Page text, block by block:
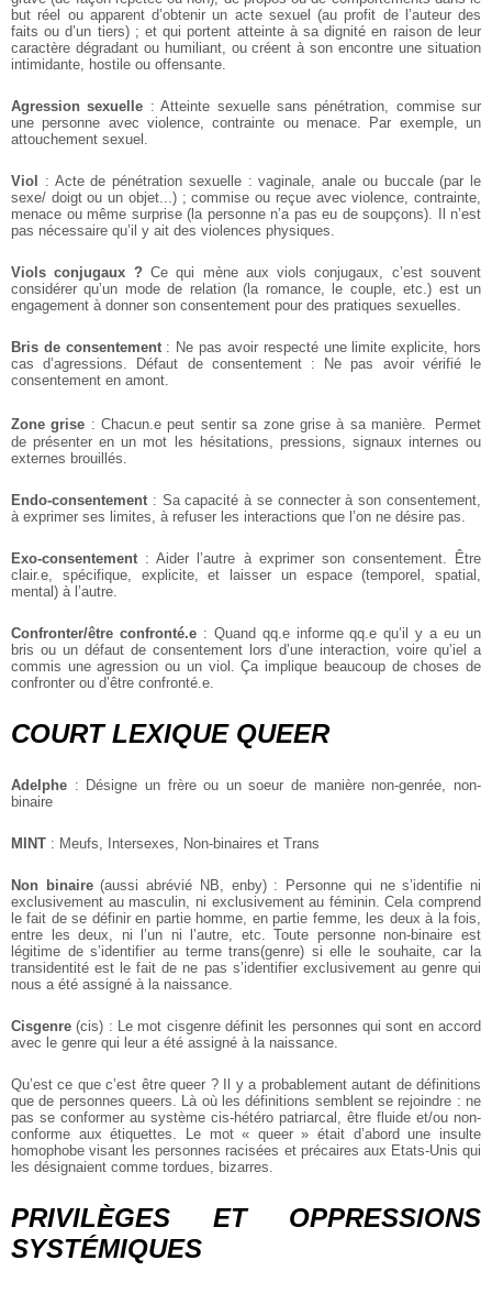
but réel ou apparent d’obtenir un acte sexuel (au profit de l’auteur des
faits ou d’un tiers) ; et qui portent atteinte à sa dignité en raison de leur
caractère dégradant ou humiliant, ou créent à son encontre une situation
intimidante, hostile ou offensante.
Agression sexuelle : Atteinte sexuelle sans pénétration, commise sur
une personne avec violence, contrainte ou menace. Par exemple, un
attouchement sexuel.
Viol
: Acte de pénétration sexuelle : vaginale, anale ou buccale (par le
sexe/ doigt ou un objet...) ; commise ou reçue avec violence, contrainte,
menace ou même surprise (la personne n’a pas eu de soupçons). Il n’est
pas nécessaire qu’il y ait des violences physiques.
Viols conjugaux ? Ce qui mène aux viols conjugaux, c’est souvent
considérer qu’un mode de relation (la romance, le couple, etc.) est un
engagement à donner son consentement pour des pratiques sexuelles.
Bris de consentement: Ne pas avoir respecté une limite explicite, hors
cas d’agressions.
Défaut de consentement : Ne pas avoir vérifié le
consentement en amont.
Zone grise : Chacun.e peut sentir sa zone grise à sa manière. Permet
de présenter en un mot les hésitations, pressions, signaux internes ou
externes brouillés.
Endo-consentement : Sa capacité à se connecter à son consentement,
à exprimer ses limites, à refuser les interactions que l’on ne désire pas.
Exo-consentement : Aider l’autre à exprimer son consentement. Être
clair.e, spécifique, explicite, et laisser un espace (temporel, spatial,
mental) à l’autre.
Confronter/être confronté.e: Quand qq.e informe qq.e qu’il y a eu un
bris ou un défaut de consentement lors d’une interaction, voire qu’iel a
commis une agression ou un viol. Ça implique beaucoup de choses de
confronter ou d’être confronté.e.
COURT LEXIQUE QUEER
Adelphe : Désigne un frère ou un soeur de manière non-genrée, non-
binaire
MINT : Meufs, Intersexes, Non-binaires et Trans
Non binaire(aussi abrévié NB, enby) : Personne qui ne s’identifie ni
exclusivement au masculin, ni exclusivement au féminin. Cela comprend
le fait de se définir en partie homme, en partie femme, les deux à la fois,
entre les deux, ni l’un ni l’autre, etc. Toute personne non-binaire est
légitime de s’identifier au terme trans(genre) si elle le souhaite, car la
transidentité est le fait de ne pas s’identifier exclusivement au genre qui
nous a été assigné à la naissance.
Cisgenre (cis) : Le mot cisgenre définit les personnes qui sont en accord
avec le genre qui leur a été assigné à la naissance.
Qu’est ce que c’est être queer ? Il y a probablement autant de définitions
que de personnes queers. Là où les définitions semblent se rejoindre : ne
pas se conformer au système cis-hétéro patriarcal, être fluide et/ou non-
conforme aux étiquettes. Le mot « queer » était d’abord une insulte
homophobe visant les personnes racisées et précaires aux Etats-Unis qui
les désignaient comme tordues, bizarres.
PRIVILÈGES ET OPPRESSIONS
SYSTÉMIQUES